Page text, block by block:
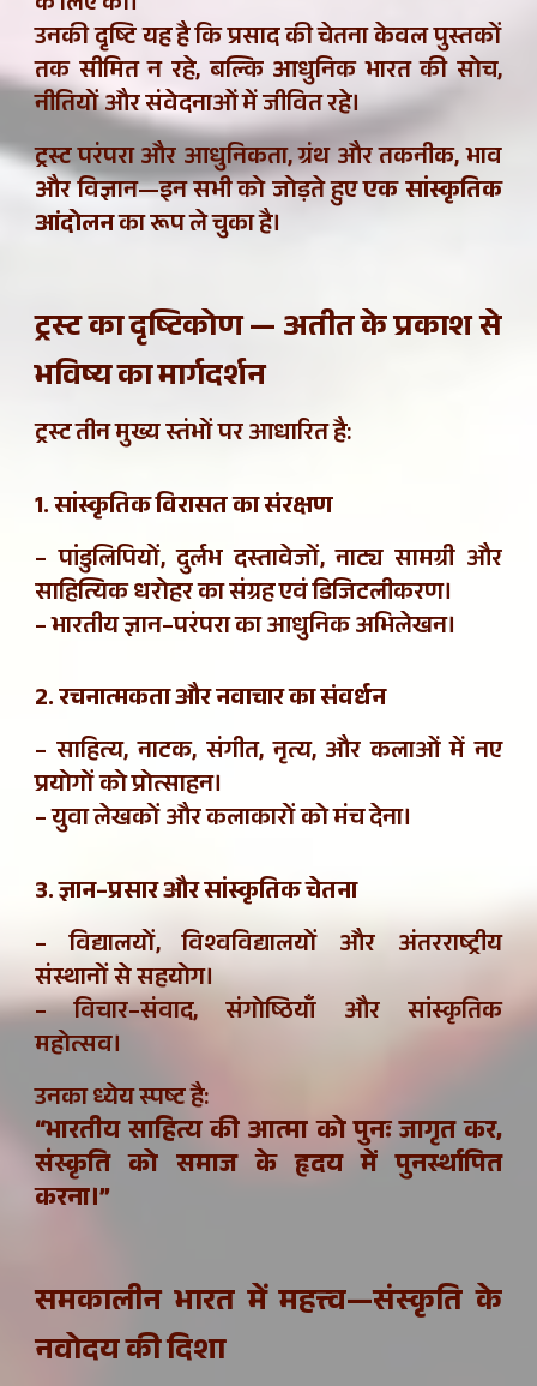
उनकी दृष्टि यह है कि प्रसाद की चेतना केवल पुस्तकों
तक सीमित न रहे, बल्कि आधुनिक भारत की सोच,
नीतियों और संवेदनाओं में जीवित रहे।
ट्रस्ट परंपरा और आधुनिकता, ग्रंथ और तकनीक, भाव
और विज्ञान—इन सभी को जोड़ते हुएएक सांस्कृतिक
आंदोलनका रूप ले चुका है।
ट्रस्ट का दृष्टिकोण — अतीत के प्रकाश से
भविष्य का मार्गदर्शन
ट्रस्ट तीन मुख्य स्तंभों पर आधारित है:
1. सांस्कृतिक विरासत का संरक्षण
– पांडुलिपियों, दुर्लभ दस्तावेजों, नाट्य सामग्री और
साहित्यिक धरोहर का संग्रह एवं डिजिटलीकरण।
– भारतीय ज्ञान–परंपरा का आधुनिक अभिलेखन।
2. रचनात्मकता और नवाचार का संवर्धन
– साहित्य, नाटक, संगीत, नृत्य, और कलाओं में नए
प्रयोगों को प्रोत्साहन।
– युवा लेखकों और कलाकारों को मंच देना।
3. ज्ञान–प्रसार और सांस्कृतिक चेतना
– विद्यालयों, विश्वविद्यालयों और अंतरराष्ट्रीय
संस्थानों से सहयोग।
– विचार–संवाद, संगोष्ठियाँ और सांस्कृतिक
महोत्सव।
उनका ध्येय स्पष्ट है:
“भारतीय साहित्य की आत्मा को पुनः जागृत कर,
संस्कृति को समाज के हृदय में पुनर्स्थापित
करना।”
समकालीन भारत में महत्त्व—संस्कृति के
नवोदय की दिशा